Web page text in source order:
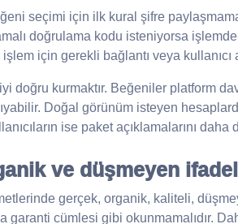
seçimi için ilk kural şifre
doğrulama kodu isteniyorsa
için gerekli bağlantı veya kullanıcı
doğru kurmaktır. Beğeniler platform
Doğal görünüm isteyen
ise paket açıklamalarını daha
ve düşmeyen
gerçek, organik, kaliteli,
garanti cümlesi gibi okunmamalıdır.